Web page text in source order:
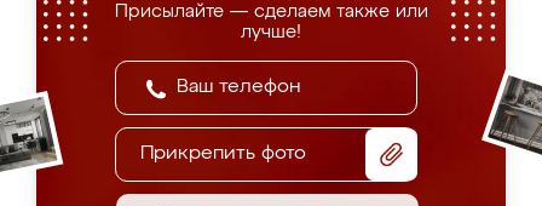
Присылайте — сделаем также или
лучше!
Прикрепить фото